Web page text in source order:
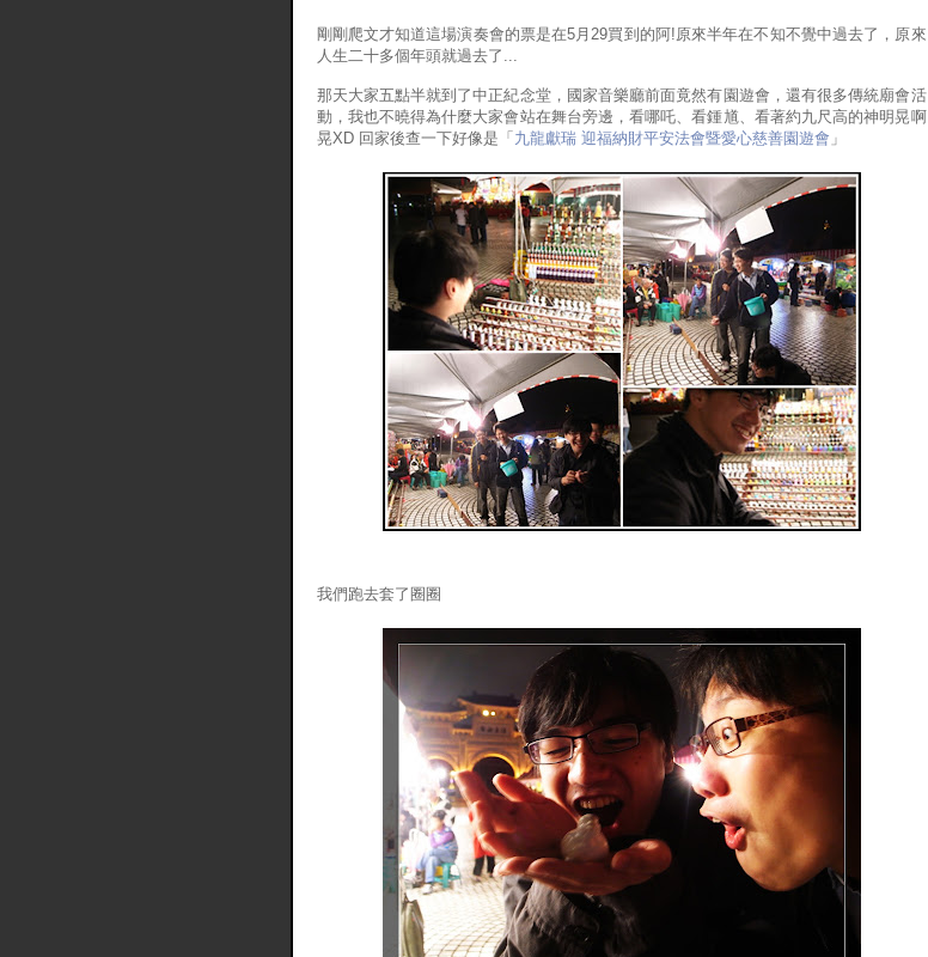
剛剛爬文才知道這場演奏會的票是在5月29買到的阿!原來半年在不知不覺中過去了，原來
人生二十多個年頭就過去了...
那天大家五點半就到了中正紀念堂，國家音樂廳前面竟然有園遊會，還有很多傳統廟會活
動，我也不曉得為什麼大家會站在舞台旁邊，看哪吒、看鍾馗、看著約九尺高的神明晃啊
晃XD 回家後查一下好像是「 九龍獻瑞 迎福納財平安法會暨愛心慈善園遊會 」
我們跑去套了圈圈